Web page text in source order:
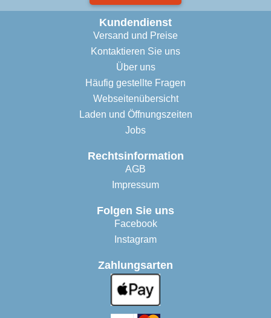
Kundendienst
Versand und Preise
Kontaktieren Sie uns
Über uns
Häufig gestellte Fragen
Webseitenübersicht
Laden und Öffnungszeiten
Jobs
Rechtsinformation
AGB
Impressum
Folgen Sie uns
Facebook
Instagram
Zahlungsarten